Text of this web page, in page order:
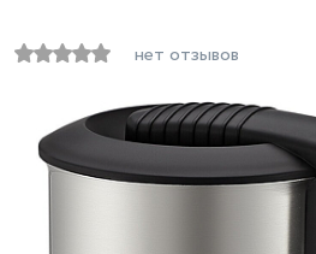
нет отзывов